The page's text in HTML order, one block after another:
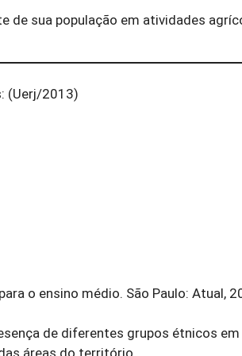
de sua população em atividades
(Uerj/2013)
o ensino médio. São Paulo: Atual,
de diferentes grupos étnicos